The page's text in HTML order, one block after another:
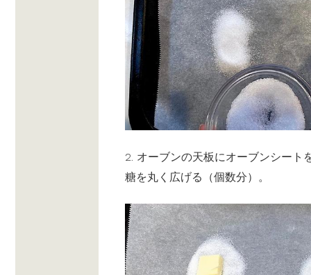
2. オーブンの天板にオーブンシート
糖を丸く広げる（個数分）。